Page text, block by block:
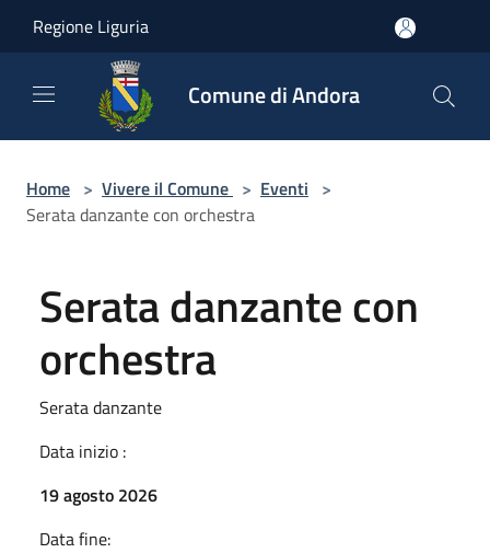
Regione Liguria
Comune di Andora
Home > Vivere il Comune > Eventi >
Serata danzante con orchestra
Serata danzante con
orchestra
Serata danzante
Data inizio :
19 agosto 2026
Data fine: